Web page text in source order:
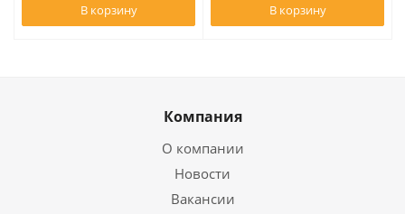
В корзину В корзину
Компания
О компании
Новости
Вакансии